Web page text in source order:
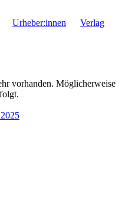
Urheber:innen Verlag
vorhanden. Möglicherweise